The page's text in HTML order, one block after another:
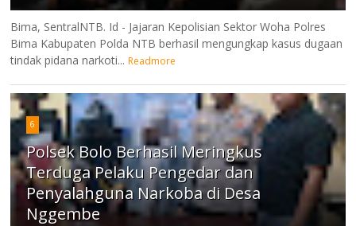
Bima, SentralNTB. Id - Jajaran Kepolisian Sektor Woha Polres
Bima Kabupaten Polda NTB berhasil mengungkap kasus dugaan
tindak pidana narkoti... Readmore
6
Polsek Bolo Berhasil Meringkus
Terduga Pelaku Pengedar dan
Penyalahguna Narkoba di Desa
Nggembe